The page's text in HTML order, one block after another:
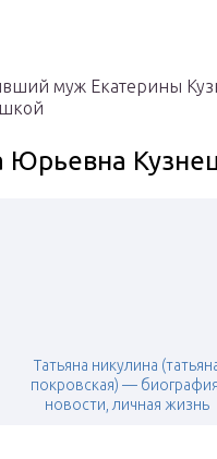
муж Екатерины
Юрьевна
Татьяна никулина
покровская) — биография,
новости, личная жизнь